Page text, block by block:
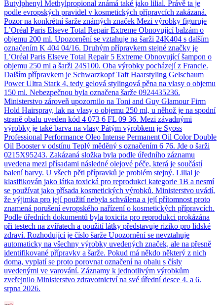
Butylphenyl Methylpropional známá také jako lilial. Právě ta je
podle evropských pravidel v kosmetických přípravcích zakázaná.
Pozor na konkrétní šarže známých značek Mezi výrobky figuruje
L’Oréal Paris Elseve Total Repair Extreme Obnovující balzám o
objemu 200 ml. Upozornění se vztahuje na šarži 24K404 s dalším
označením K 404 04/16. Druhým přípravkem stejné značky je
L’Oréal Paris Elseve Total Repair 5 Extreme Obnovující šampon o
objemu 250 ml a šarži 24S100. Oba výrobky pocházejí z Francie.
Dalším přípravkem je Schwarzkopf Taft Haarstyling Gelschaum
Power Ultra Stark 4, tedy gelová stylingová pěna na vlasy o objemu
150 ml. Nebezpečnou byla označena šarže 0924435236.
Ministerstvo zároveň upozornilo na Toni and Guy Glamour Firm
Hold Hairspray, lak na vlasy o objemu 250 ml, u něhož je na spodní
straně obalu uveden kód 4 073 6 FL 09 36. Mezi závadnými
výrobky je také barva na vlasy Pátým výrobkem je Syoss
Professional Performance Oleo Intense Permanent Oil Color Double
Oil Booster v odstínu Teplý měděný s označením 6 76. Jde o šarži
0215X95243. Zakázaná složka byla podle úředního záznamu
uvedena mezi přísadami následné olejové péče, která je součástí
balení barvy. U všech pěti přípravků je problém stejný. Lilial je
klasifikován jako látka toxická pro reprodukci kategorie 1B a nesmí
se používat jako přísada kosmetických výrobků. Ministerstvo uvádí,
že výjimka pro její použití nebyla schválena a její přítomnost proto
znamená porušení evropského nařízení o kosmetických přípravcích.
Podle úředních dokumentů byla toxicita pro reprodukci prokázána
při testech na zvířatech a použití látky představuje riziko pro lidské
zdraví. Rozhodující je číslo šarže Upozornění se nevztahuje
automaticky na všechny výrobky uvedených značek, ale na přesně
identifikované přípravky a šarže. Pokud má někdo některý z nich
doma, vyplatí se proto porovnat označení na obalu s čísly
uvedenými ve varování. Záznamy k jednotlivým výrobkům
zveřejnilo Ministerstvo zdravotnictví na své úřední desce 4. a 6.
srpna 2026.